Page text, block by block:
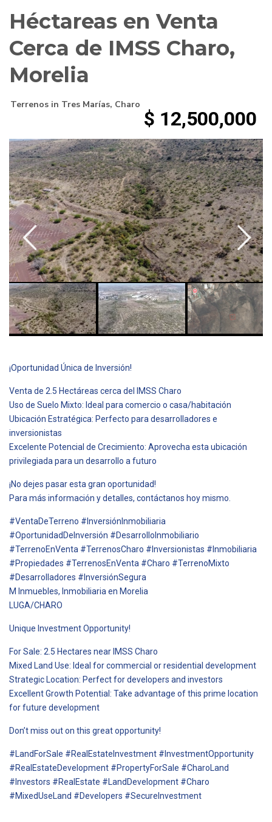
Héctareas en Venta
Cerca de IMSS Charo,
Morelia
Terrenos in Tres Marías, Charo
$ 12,500,000
¡Oportunidad Única de Inversión!
Venta de 2.5 Hectáreas cerca del IMSS Charo
Uso de Suelo Mixto: Ideal para comercio o casa/habitación
Ubicación Estratégica: Perfecto para desarrolladores e
inversionistas
Excelente Potencial de Crecimiento: Aprovecha esta ubicación
privilegiada para un desarrollo a futuro
¡No dejes pasar esta gran oportunidad!
Para más información y detalles, contáctanos hoy mismo.
#VentaDeTerreno #InversiónInmobiliaria
#OportunidadDeInversión #DesarrolloInmobiliario
#TerrenoEnVenta #TerrenosCharo #Inversionistas #Inmobiliaria
#Propiedades #TerrenosEnVenta #Charo #TerrenoMixto
#Desarrolladores #InversiónSegura
M Inmuebles, Inmobiliaria en Morelia
LUGA/CHARO
Unique Investment Opportunity!
For Sale: 2.5 Hectares near IMSS Charo
Mixed Land Use: Ideal for commercial or residential development
Strategic Location: Perfect for developers and investors
Excellent Growth Potential: Take advantage of this prime location
for future development
Don’t miss out on this great opportunity!
#LandForSale #RealEstateInvestment #InvestmentOpportunity
#RealEstateDevelopment #PropertyForSale #CharoLand
#Investors #RealEstate #LandDevelopment #Charo
#MixedUseLand #Developers #SecureInvestment